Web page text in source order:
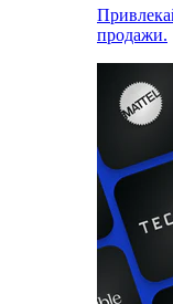
продажи.